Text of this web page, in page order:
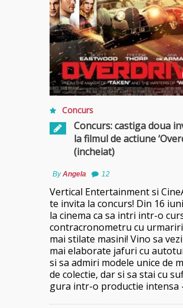
Concurs
Concurs: castiga doua
la filmul de actiune
(incheiat)
ByAngela 12
Vertical Entertainment si
te invita la concurs! Din 16
la cinema ca sa intri intr-o
contracronometru cu
mai stilate masini! Vino sa
mai elaborate jafuri cu
si sa admiri modele unice de
de colectie, dar si sa stai cu
gura intr-o productie intensa